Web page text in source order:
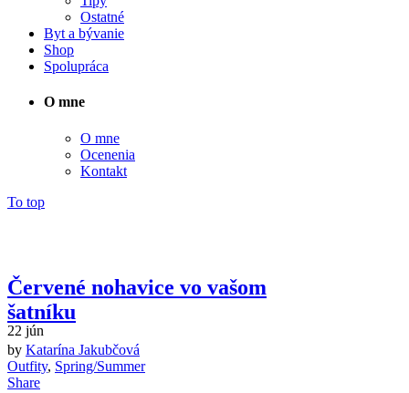
Ostatné
Byt a bývanie
Shop
Spolupráca
O mne
O mne
Ocenenia
Kontakt
To top
Carpisa
Tag
22 jún
Červené nohavice vo vašom
šatníku
by Katarína Jakubčová
Outfity, Spring/Summer
Share